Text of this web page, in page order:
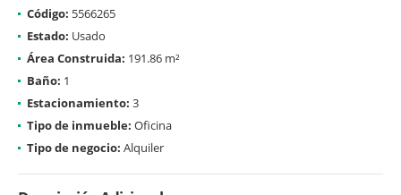
Código: 5566265
Estado: Usado
Área Construida: 191.86 m²
Baño: 1
Estacionamiento: 3
Tipo de inmueble: Oficina
Tipo de negocio: Alquiler